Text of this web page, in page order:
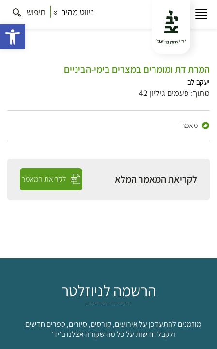
ניווט מהיר חיפוש
המרת דת ומומרים במצרים בימי-הביניים
יעקב לב
מתוך: פעמים גיליון 42
מאמר
לקריאת המאמר המלא לקריאת המאמר
הרשמה לניוזלטר
מוזמנים להתעדכן על אירועים, קורסים, סיורים, ספרים חדשים
ולקבל חדשות על כל מה שקורה אצלנו ב'יד'